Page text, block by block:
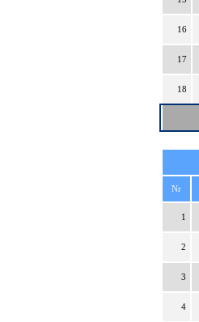
16
17
18
Nr
1
2
3
4